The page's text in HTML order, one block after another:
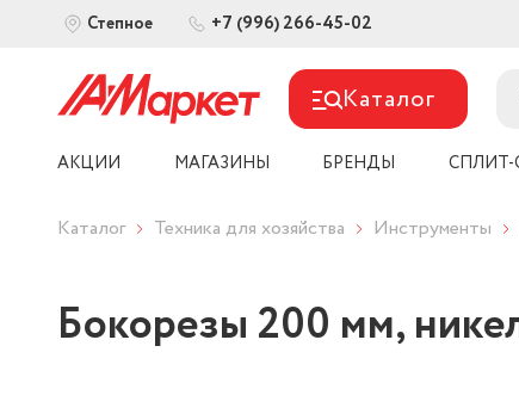
Степное +7 (996) 266-45-02
Каталог
АКЦИИ МАГАЗИНЫ БРЕНДЫ
Каталог Техника для хозяйства Инструменты
Бокорезы 200 мм,